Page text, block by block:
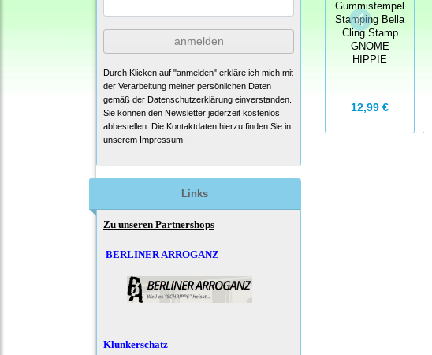
anmelden
Durch Klicken auf "anmelden" erkläre ich mich mit
der Verarbeitung meiner persönlichen Daten
gemäß der Datenschutzerklärung einverstanden.
Sie können den Newsletter jederzeit kostenlos
abbestellen. Die Kontaktdaten hierzu finden Sie in
unserem Impressum.
Links
Zu unseren Partnershops
BERLINER ARROGANZ
Klunkerschatz
Gummistempel
Stamping Bella
Cling Stamp
GNOME
HIPPIE
12,99 €